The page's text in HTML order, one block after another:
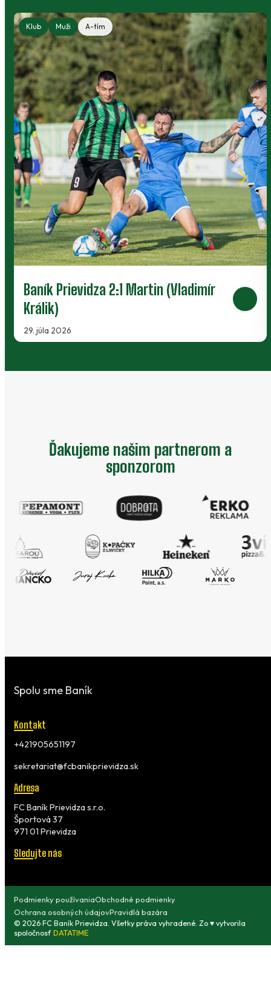
Klub Muži A-tím
Baník Prievidza 2:1 Martin (Vladimír
Králik)
29. júla 2026
Ďakujeme našim partnerom a
sponzorom
Spolu sme Baník
Kontakt
+421905651197
sekretariat@fcbanikprievidza.sk
Adresa
FC Baník Prievidza s.r.o.
Športová 37
971 01 Prievidza
Sledujte nás
© 2026 FC Baník Prievidza. Všetky práva vyhradené. Zo ♥ vytvorila
spoločnosť DATATIME
Podmienky používaniaObchodné podmienky
Ochrana osobných údajovPravidlá bazára